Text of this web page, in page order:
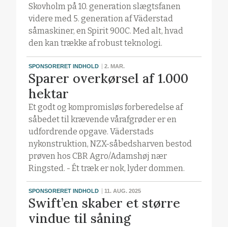
Skovholm på 10. generation slægtsfanen
videre med 5. generation af Väderstad
såmaskiner, en Spirit 900C. Med alt, hvad
den kan trække af robust teknologi.
SPONSORERET INDHOLD 2. MAR.
Sparer overkørsel af 1.000
hektar
Et godt og kompromisløs forberedelse af
såbedet til krævende vårafgrøder er en
udfordrende opgave. Väderstads
nykonstruktion, NZX-såbedsharven bestod
prøven hos CBR Agro/Adamshøj nær
Ringsted. - Ét træk er nok, lyder dommen.
SPONSORERET INDHOLD 11. AUG. 2025
Swift’en skaber et større
vindue til såning